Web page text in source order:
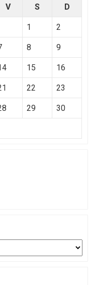
V S D
1 2
8 9
15 16
22 23
29 30